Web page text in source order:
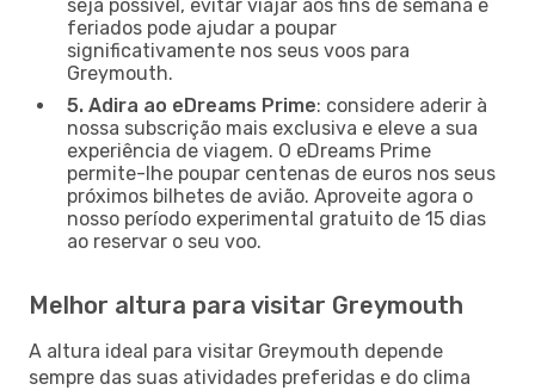
seja possível, evitar viajar aos fins de semana e
feriados pode ajudar a poupar
significativamente nos seus voos para
Greymouth.
5. Adira ao eDreams Prime: considere aderir à
nossa subscrição mais exclusiva e eleve a sua
experiência de viagem. O eDreams Prime
permite-lhe poupar centenas de euros nos seus
próximos bilhetes de avião. Aproveite agora o
nosso período experimental gratuito de 15 dias
ao reservar o seu voo.
Melhor altura para visitar Greymouth
A altura ideal para visitar Greymouth depende
sempre das suas atividades preferidas e do clima